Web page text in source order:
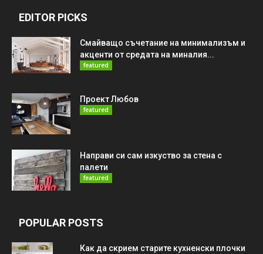
EDITOR PICKS
Смайващо съчетание на минимализъм и
акценти от средата на миналия...
featured
Проект Любов
featured
Направи си сам изкуство за стена с
палети
featured
POPULAR POSTS
Как да скрием старите кухненски плочки